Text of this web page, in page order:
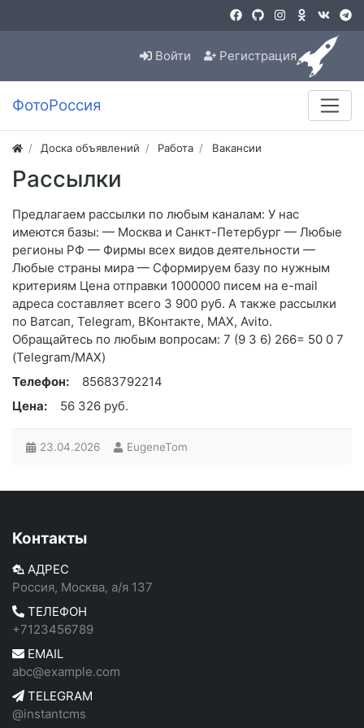
Войти Регистрация
ФотоРоссия
Доска объявлений Работа Вакансии
Рассылки
Предлагаем рассылки по любым каналам: У нас
имеются базы: — Москва и Санкт-Петербург — Любые
регионы РФ — Фирмы всех видов деятельности —
Любые страны мира — Сформируем базу по нужным
критериям Цена отправки 1000000 писем на e-mail
адреса составляет всего 3 900 руб. А также рассылки
по Ватсап, Telegram, ВКонтакте, MAX, Avito.
Обращайтесь по любым вопросам: 7 (9 3 6) 266= 50 0 7
(Telegram/MAX)
Телефон:
85683792214
Цена:
56 326 руб.
23.04.2026 EugeneTom
Контакты
АДРЕС
Россия, Москва, а/я 137
ТЕЛЕФОН
+7123456789
EMAIL
abc@example.com
TELEGRAM
@instantcms